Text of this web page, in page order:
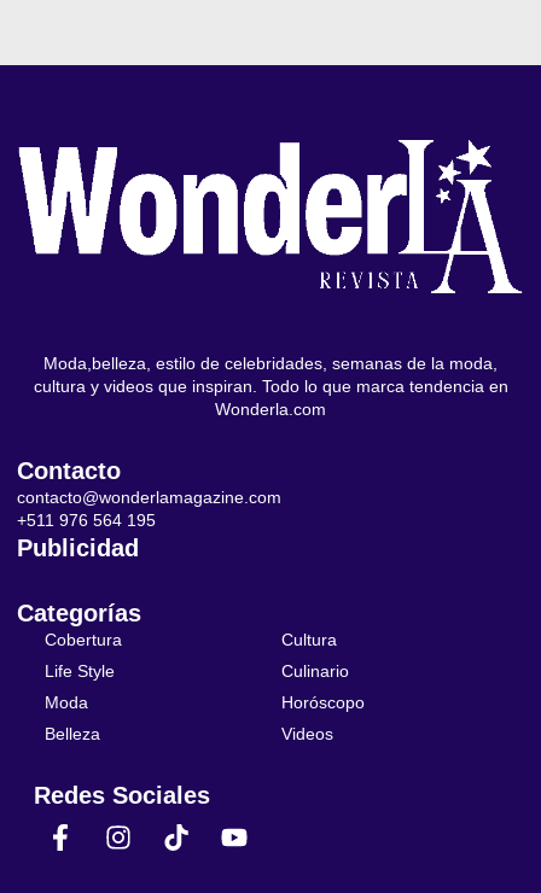
Moda,belleza, estilo de celebridades, semanas de la moda,
cultura y videos que inspiran. Todo lo que marca tendencia en
Wonderla.com
Contacto
contacto@wonderlamagazine.com
+511 976 564 195
Publicidad
Categorías
Cobertura
Life Style
Moda
Belleza
Cultura
Culinario
Horóscopo
Videos
Redes Sociales